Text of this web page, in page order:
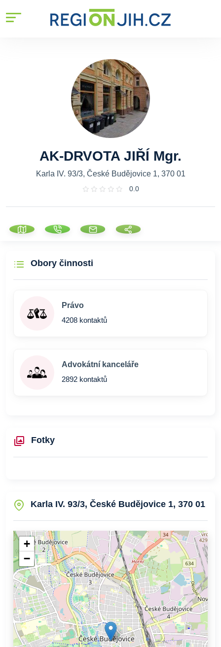
AK-DRVOTA JIŘÍ Mgr.
Karla IV. 93/3, České Budějovice 1, 370 01
0.0
Obory činnosti
Právo
4208 kontaktů
Advokátní kanceláře
2892 kontaktů
Fotky
Karla IV. 93/3, České Budějovice 1, 370 01
+
−